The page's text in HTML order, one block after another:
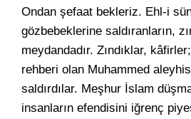
Ondan şefaat bekleriz. Ehl-i
gözbebeklerine saldıranların,
meydandadır. Zındıklar,
rehberi olan Muhammed
saldırdılar. Meşhur İslam
insanların efendisini iğrenç